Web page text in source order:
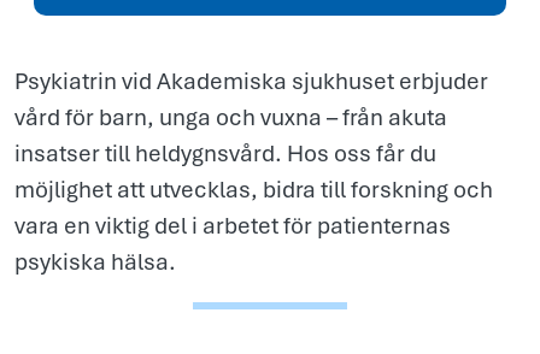
Psykiatrin vid Akademiska sjukhuset erbjuder
vård för barn, unga och vuxna – från akuta
insatser till heldygnsvård. Hos oss får du
möjlighet att utvecklas, bidra till forskning och
vara en viktig del i arbetet för patienternas
psykiska hälsa.